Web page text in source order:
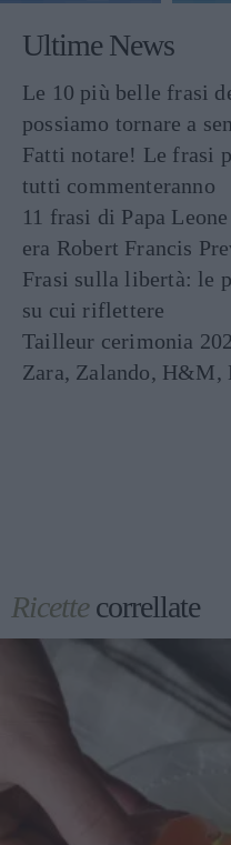
Ultime News
Le 10 più belle frasi
possiamo tornare a
Fatti notare! Le frasi
tutti commenteranno
11 frasi di Papa
era Robert Francis
Frasi sulla libertà: le
su cui riflettere
Tailleur cerimonia
Zara, Zalando, H&M,
Ricettecorrellate